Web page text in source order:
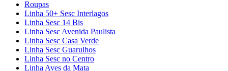
Roupas
Linha 50+ Sesc Interlagos
Linha Sesc 14 Bis
Linha Sesc Avenida Paulista
Linha Sesc Casa Verde
Linha Sesc Guarulhos
Linha Sesc no Centro
Linha Aves da Mata